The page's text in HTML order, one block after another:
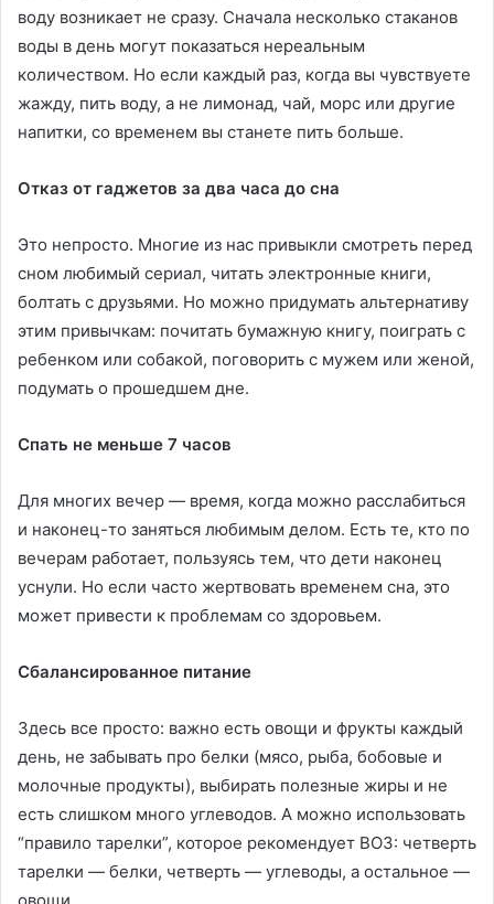
воду возникает не сразу. Сначала несколько стаканов
воды в день могут показаться нереальным
количеством. Но если каждый раз, когда вы чувствуете
жажду, пить воду, а не лимонад, чай, морс или другие
напитки, со временем вы станете пить больше.
Отказ от гаджетов за два часа до сна
Это непросто. Многие из нас привыкли смотреть перед
сном любимый сериал, читать электронные книги,
болтать с друзьями. Но можно придумать альтернативу
этим привычкам: почитать бумажную книгу, поиграть с
ребенком или собакой, поговорить с мужем или женой,
подумать о прошедшем дне.
Спать не меньше 7 часов
Для многих вечер — время, когда можно расслабиться
и наконец-то заняться любимым делом. Есть те, кто по
вечерам работает, пользуясь тем, что дети наконец
уснули. Но если часто жертвовать временем сна, это
может привести к проблемам со здоровьем.
Сбалансированное питание
Здесь все просто: важно есть овощи и фрукты каждый
день, не забывать про белки (мясо, рыба, бобовые и
молочные продукты), выбирать полезные жиры и не
есть слишком много углеводов. А можно использовать
“правило тарелки”, которое рекомендует ВОЗ: четверть
тарелки — белки, четверть — углеводы, а остальное —